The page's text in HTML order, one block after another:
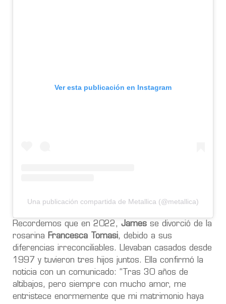
Ver esta publicación en Instagram
Una publicación compartida de Metallica (@metallica)
Recordemos que en 2022, James se divorció de la
rosarina Francesca Tomasi, debido a sus
diferencias irreconciliables. Llevaban casados desde
1997 y tuvieron tres hijos juntos. Ella confirmó la
noticia con un comunicado: “Tras 30 años de
altibajos, pero siempre con mucho amor, me
entristece enormemente que mi matrimonio haya